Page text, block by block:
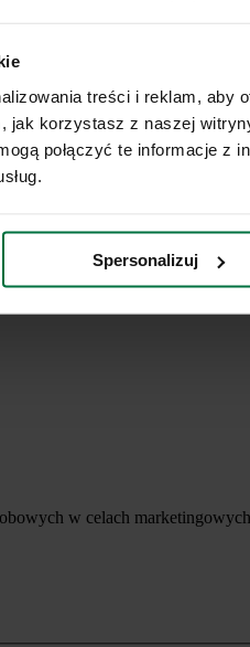
treści i reklam, aby
jak korzystasz z naszej
połączyć te informacje z
Spersonalizuj
w celach